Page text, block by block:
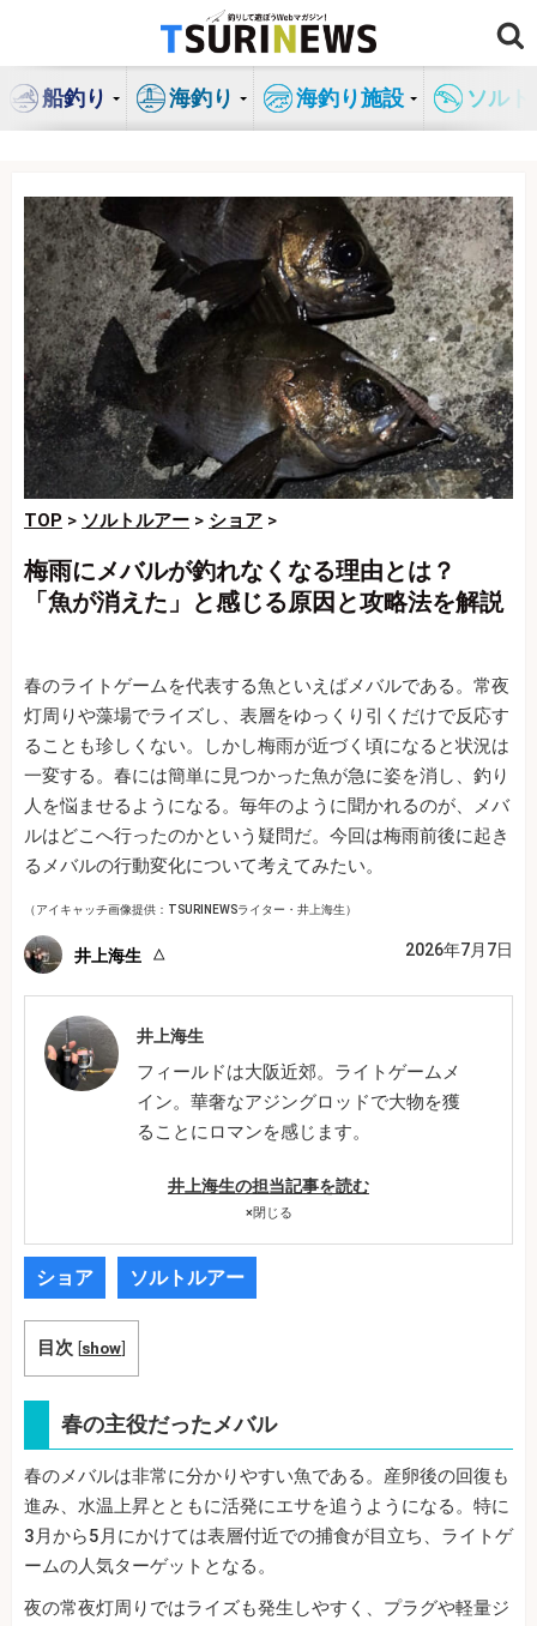
ン
船釣り 海釣り 海釣り施設 ソル
TOP > ソルトルアー > ショア >
梅雨にメバルが釣れなくなる理由とは？
「魚が消えた」と感じる原因と攻略法を解説
春のライトゲームを代表する魚といえばメバルである。常夜
灯周りや藻場でライズし、表層をゆっくり引くだけで反応す
ることも珍しくない。しかし梅雨が近づく頃になると状況は
一変する。春には簡単に見つかった魚が急に姿を消し、釣り
人を悩ませるようになる。毎年のように聞かれるのが、メバ
ルはどこへ行ったのかという疑問だ。今回は梅雨前後に起き
るメバルの行動変化について考えてみたい。
（アイキャッチ画像提供：TSURINEWSライター・井上海生）
井上海生 2026年7月7日
井上海生
フィールドは大阪近郊。ライトゲームメ
イン。華奢なアジングロッドで大物を獲
ることにロマンを感じます。
井上海生の担当記事を読む
×閉じる
ショア ソルトルアー
目次 [show]
春の主役だったメバル
春のメバルは非常に分かりやすい魚である。産卵後の回復も
進み、水温上昇とともに活発にエサを追うようになる。特に
3月から5月にかけては表層付近での捕食が目立ち、ライトゲ
ームの人気ターゲットとなる。
夜の常夜灯周りではライズも発生しやすく、プラグや軽量ジ